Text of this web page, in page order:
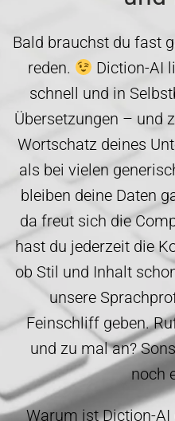
Bald brauchst du fast
reden.
Diction-AI
schnell und in
Übersetzungen – und
Wortschatz deines
als bei vielen
bleiben deine Daten
da freut sich die
hast du jederzeit die
ob Stil und Inhalt
unsere
Feinschliff geben.
und zu mal an?
noch
Warum ist Diction-